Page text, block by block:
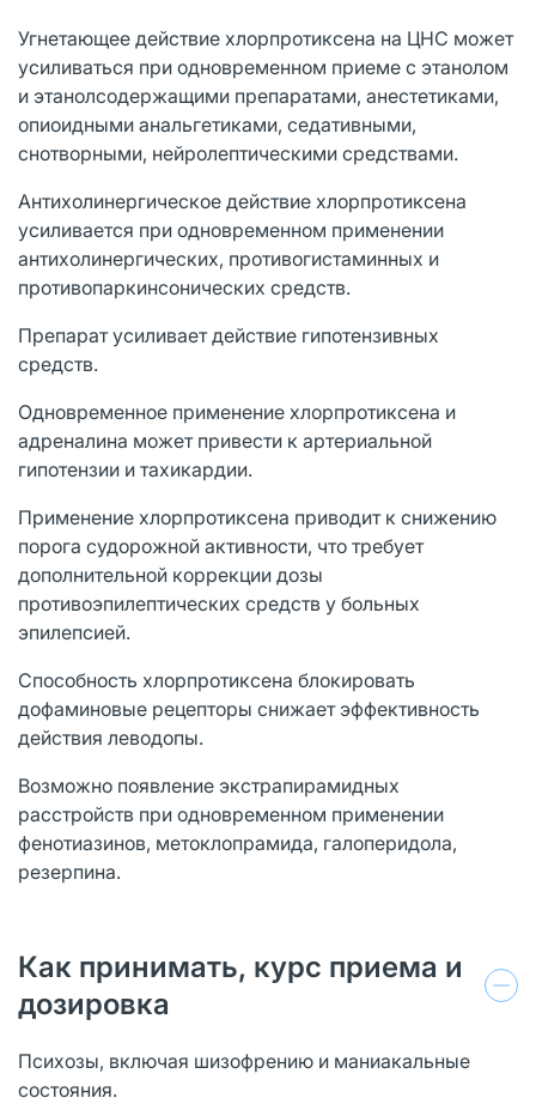
Угнетающее действие хлорпротиксена на ЦНС может
усиливаться при одновременном приеме с этанолом
и этанолсодержащими препаратами, анестетиками,
опиоидными анальгетиками, седативными,
снотворными, нейролептическими средствами.
Антихолинергическое действие хлорпротиксена
усиливается при одновременном применении
антихолинергических, противогистаминных и
противопаркинсонических средств.
Препарат усиливает действие гипотензивных
средств.
Одновременное применение хлорпротиксена и
адреналина может привести к артериальной
гипотензии и тахикардии.
Применение хлорпротиксена приводит к снижению
порога судорожной активности, что требует
дополнительной коррекции дозы
противоэпилептических средств у больных
эпилепсией.
Способность хлорпротиксена блокировать
дофаминовые рецепторы снижает эффективность
действия леводопы.
Возможно появление экстрапирамидных
расстройств при одновременном применении
фенотиазинов, метоклопрамида, галоперидола,
резерпина.
Как принимать, курс приема и
дозировка
Психозы, включая шизофрению и маниакальные
состояния.